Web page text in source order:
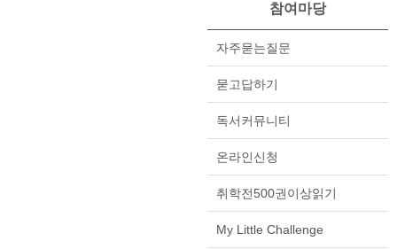
참여마당
자주묻는질문
묻고답하기
독서커뮤니티
온라인신청
취학전500권이상읽기
My Little Challenge